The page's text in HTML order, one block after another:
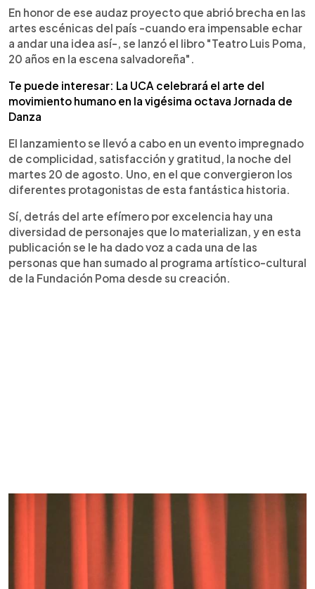
En honor de ese audaz proyecto que abrió brecha en las
artes escénicas del país -cuando era impensable echar
a andar una idea así-, se lanzó el libro "Teatro Luis Poma,
20 años en la escena salvadoreña".
Te puede interesar: La UCA celebrará el arte del
movimiento humano en la vigésima octava Jornada de
Danza
El lanzamiento se llevó a cabo en un evento impregnado
de complicidad, satisfacción y gratitud, la noche del
martes 20 de agosto. Uno, en el que convergieron los
diferentes protagonistas de esta fantástica historia.
Sí, detrás del arte efímero por excelencia hay una
diversidad de personajes que lo materializan, y en esta
publicación se le ha dado voz a cada una de las
personas que han sumado al programa artístico-cultural
de la Fundación Poma desde su creación.